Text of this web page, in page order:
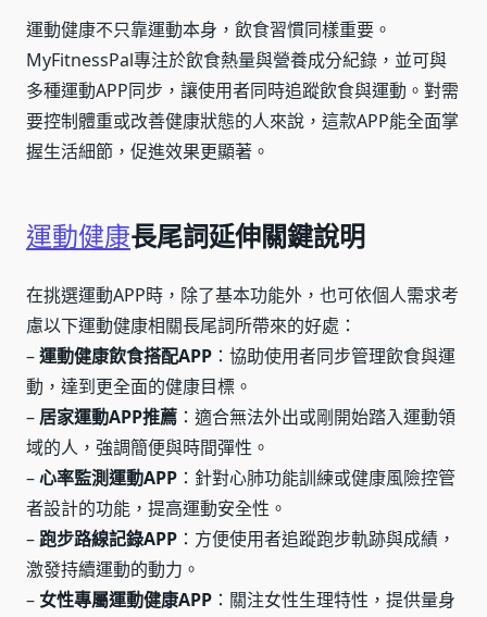
運動健康不只靠運動本身，飲食習慣同樣重要。
MyFitnessPal專注於飲食熱量與營養成分紀錄，並可與
多種運動APP同步，讓使用者同時追蹤飲食與運動。對需
要控制體重或改善健康狀態的人來說，這款APP能全面掌
握生活細節，促進效果更顯著。
運動健康長尾詞延伸關鍵說明
在挑選運動APP時，除了基本功能外，也可依個人需求考
慮以下運動健康相關長尾詞所帶來的好處：
–運動健康飲食搭配APP ：協助使用者同步管理飲食與運
動，達到更全面的健康目標。
–居家運動APP推薦 ：適合無法外出或剛開始踏入運動領
域的人，強調簡便與時間彈性。
–心率監測運動APP ：針對心肺功能訓練或健康風險控管
者設計的功能，提高運動安全性。
–跑步路線記錄APP ：方便使用者追蹤跑步軌跡與成績，
激發持續運動的動力。
– 女性專屬運動健康APP ：關注女性生理特性，提供量身